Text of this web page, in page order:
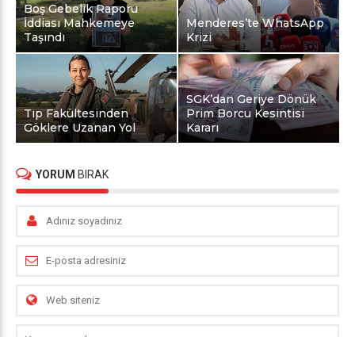
Boş Gebelik Raporu
İddiası Mahkemeye
Taşındı
Menderes’te WhatsApp
Krizi
Tıp Fakültesinden
Göklere Uzanan Yol
SGK’dan Geriye Dönük
Prim Borcu Kesintisi
Kararı
YORUM BIRAK